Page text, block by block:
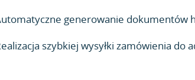
generowanie dokumentów
szybkiej wysyłki zamówienia do